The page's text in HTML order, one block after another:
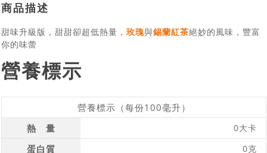
商品描述
甜味升級版，甜甜卻超低熱量， 玫瑰與錫蘭紅茶絕妙的風味，豐富
你的味蕾
營養標示
營養標示（每份100毫升）
熱 量
0大卡
蛋白質 0克